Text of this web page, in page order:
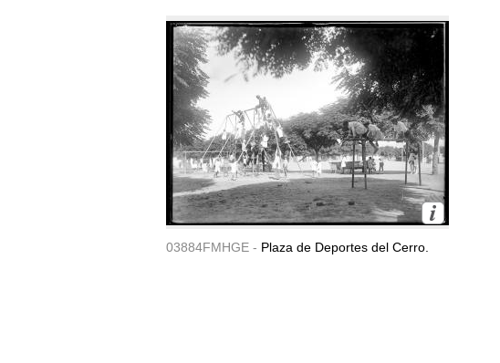
03884FMHGE - Plaza de Deportes del Cerro.